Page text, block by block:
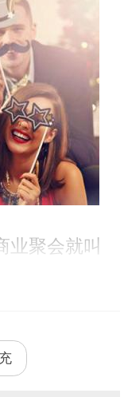
业聚会就叫